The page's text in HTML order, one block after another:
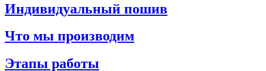
Индивидуальный пошив
Что мы производим
Этапы работы